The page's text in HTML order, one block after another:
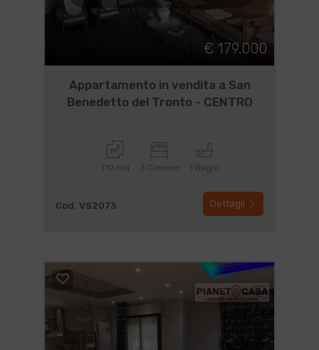
€ 179.000
Appartamento in vendita a San
Benedetto del Tronto - CENTRO
110 mq 3 Camere 1 Bagni
Cod. VS2073 Dettagli